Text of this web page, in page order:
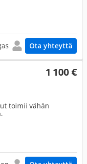
Ota yhteyttä
1 100 €
toimii vähän